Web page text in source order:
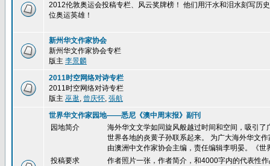
2012伦敦奥运会投稿专栏、风云奖牌榜！ 他们用汗水和泪水刻写历
位奥运英雄！
新州华文作家协会
新州华文作家协会专栏
版主 李景麟
2011时空网络对诗专栏
2011时空网络对诗专栏
版主 巫逖, 曾庆怀, 張航
世界华文作家园地——悉尼《澳中周末报》副刊
园地简介
海外华文文学如同旋风般越过时间和空间，吸引
世界各地的炎黄子孙联系起来。 为广大海外华文
由澳洲中文作家协会主编，责任编辑李明晏。《
投稿要求
作者照片一张，作者简介，和4000字内的代表性